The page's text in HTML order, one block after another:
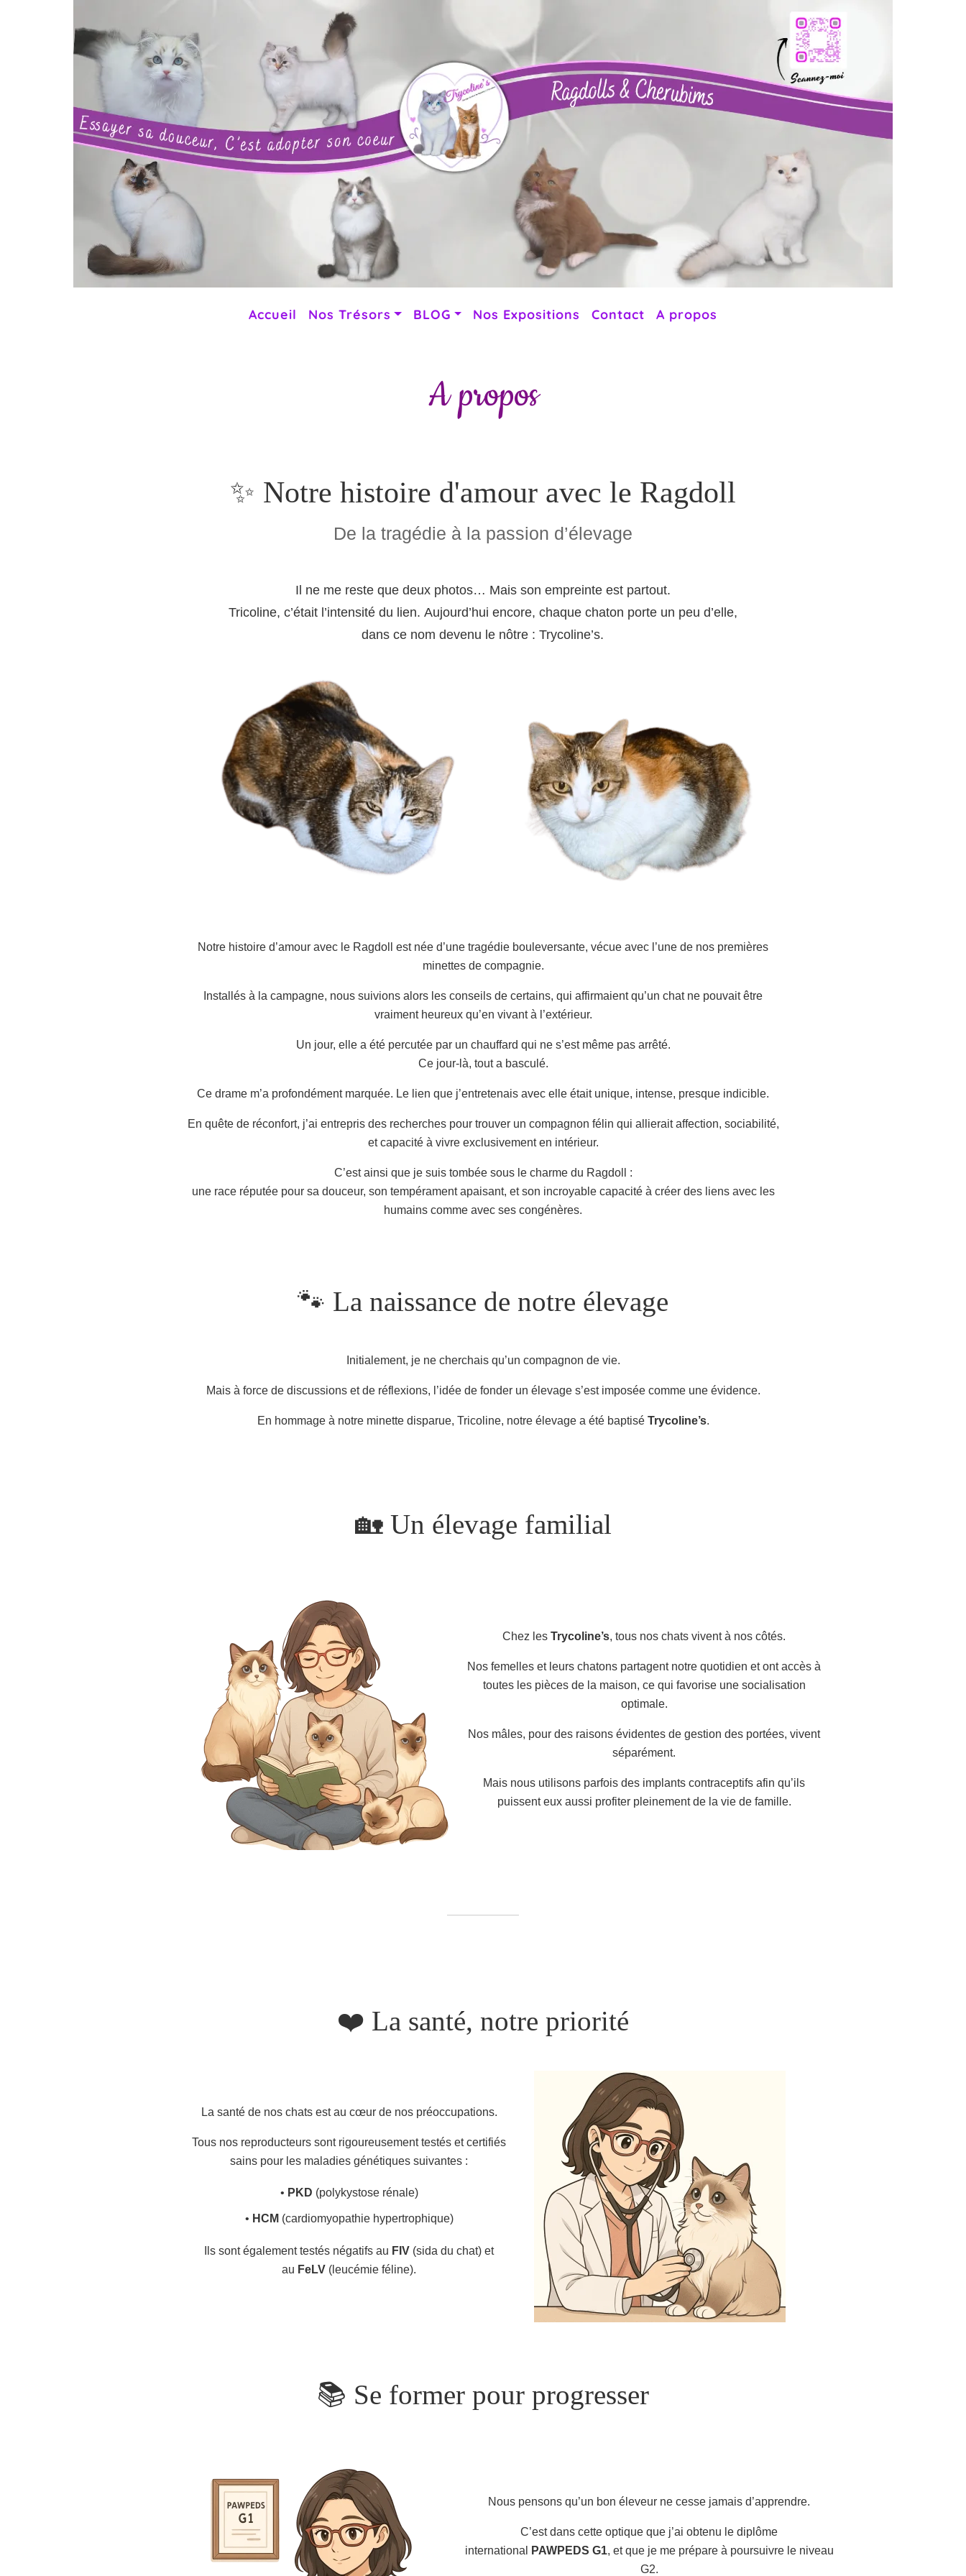
Accueil Nos Trésors BLOG Nos Expositions Contact A propos
A propos
✨ Notre histoire d'amour avec le Ragdoll
De la tragédie à la passion d’élevage
Il ne me reste que deux photos… Mais son empreinte est partout.
Tricoline, c’était l’intensité du lien. Aujourd’hui encore, chaque chaton porte un peu d’elle,
dans ce nom devenu le nôtre : Trycoline’s.
Notre histoire d’amour avec le Ragdoll est née d’une tragédie bouleversante, vécue avec l’une de nos premières
minettes de compagnie.
Installés à la campagne, nous suivions alors les conseils de certains, qui affirmaient qu’un chat ne pouvait être
vraiment heureux qu’en vivant à l’extérieur.
Un jour, elle a été percutée par un chauffard qui ne s’est même pas arrêté.
Ce jour-là, tout a basculé.
Ce drame m’a profondément marquée. Le lien que j’entretenais avec elle était unique, intense, presque indicible.
En quête de réconfort, j’ai entrepris des recherches pour trouver un compagnon félin qui allierait affection, sociabilité,
et capacité à vivre exclusivement en intérieur.
C’est ainsi que je suis tombée sous le charme du Ragdoll :
une race réputée pour sa douceur, son tempérament apaisant, et son incroyable capacité à créer des liens avec les
humains comme avec ses congénères.
🐾 La naissance de notre élevage
Initialement, je ne cherchais qu’un compagnon de vie.
Mais à force de discussions et de réflexions, l’idée de fonder un élevage s’est imposée comme une évidence.
En hommage à notre minette disparue, Tricoline, notre élevage a été baptisé Trycoline’s.
🏡 Un élevage familial
Chez lesTrycoline’s, tous nos chats vivent à nos côtés.
Nos femelles et leurs chatons partagent notre quotidien et ont accès à
toutes les pièces de la maison, ce qui favorise une socialisation
optimale.
Nos mâles, pour des raisons évidentes de gestion des portées, vivent
séparément.
Mais nous utilisons parfois des implants contraceptifs afin qu’ils
puissent eux aussi profiter pleinement de la vie de famille.
❤️ La santé, notre priorité
La santé de nos chats est au cœur de nos préoccupations.
Tous nos reproducteurs sont rigoureusement testés et certifiés
sains pour les maladies génétiques suivantes :
• PKD (polykystose rénale)
• HCM (cardiomyopathie hypertrophique)
Ils sont également testés négatifs au FIV (sida du chat) et
au FeLV (leucémie féline).
📚 Se former pour progresser
Nous pensons qu’un bon éleveur ne cesse jamais d’apprendre.
C’est dans cette optique que j’ai obtenu le diplôme
international
PAWPEDS G1, et que je me prépare à poursuivre le niveau
G2.